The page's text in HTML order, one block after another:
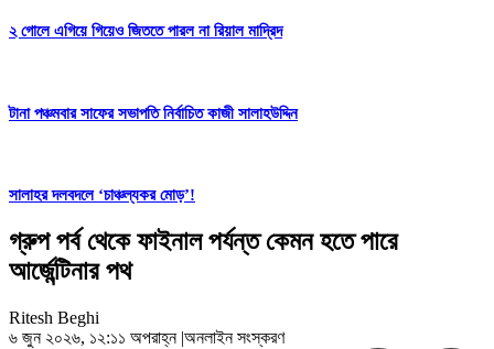
২ গোলে এগিয়ে গিয়েও জিততে পারল না রিয়াল মাদ্রিদ
টানা পঞ্চমবার সাফের সভাপতি নির্বাচিত কাজী সালাহউদ্দিন
সালাহর দলবদলে ‘চাঞ্চল্যকর মোড়’!
গ্রুপ পর্ব থেকে ফাইনাল পর্যন্ত কেমন হতে পারে
আর্জেন্টিনার পথ
Ritesh Beghi
৬ জুন ২০২৬, ১২:১১ অপরাহ্ন |অনলাইন সংস্করণ